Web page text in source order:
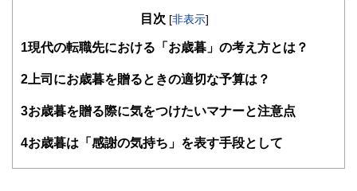
知識がない方でも理解できるようわかりやすく発信していま
得者を中心に「お金や暮らし」に関する書籍・雑誌の編集経
験者で構成され、企画立案から記事掲載まですべての工程に
護士、税理士、宅地建物取引士、相続診断士、住宅ローンア
目次 [非表示]
1 現代の転職先における「お歳暮」の考え方とは？
2 上司にお歳暮を贈るときの適切な予算は？
3お歳暮を贈る際に気をつけたいマナーと注意点
4お歳暮は「感謝の気持ち」を表す手段として